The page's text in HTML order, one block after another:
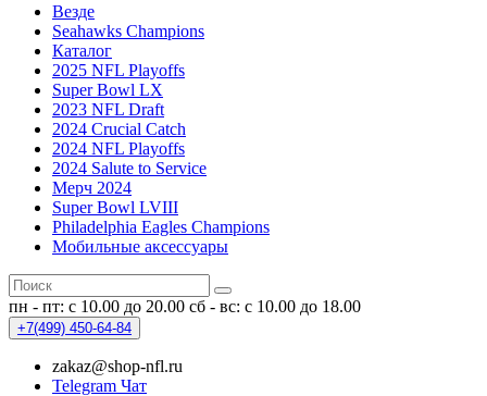
Везде
Seahawks Champions
Каталог
2025 NFL Playoffs
Super Bowl LX
2023 NFL Draft
2024 Crucial Catch
2024 NFL Playoffs
2024 Salute to Service
Мерч 2024
Super Bowl LVIII
Philadelphia Eagles Champions
Мобильные аксессуары
пн - пт: с 10.00 до 20.00 сб - вс: с 10.00 до 18.00
+7(499) 450-64-84
zakaz@shop-nfl.ru
Telegram Чат